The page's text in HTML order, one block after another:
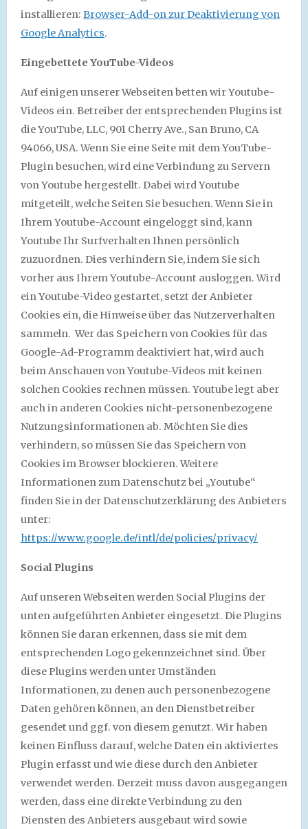
installieren: Browser-Add-on zur Deaktivierung von
Google Analytics.
Eingebettete YouTube-Videos
Auf einigen unserer Webseiten betten wir Youtube-
Videos ein. Betreiber der entsprechenden Plugins ist
die YouTube, LLC, 901 Cherry Ave., San Bruno, CA
94066, USA. Wenn Sie eine Seite mit dem YouTube-
Plugin besuchen, wird eine Verbindung zu Servern
von Youtube hergestellt. Dabei wird Youtube
mitgeteilt, welche Seiten Sie besuchen. Wenn Sie in
Ihrem Youtube-Account eingeloggt sind, kann
Youtube Ihr Surfverhalten Ihnen persönlich
zuzuordnen. Dies verhindern Sie, indem Sie sich
vorher aus Ihrem Youtube-Account ausloggen. Wird
ein Youtube-Video gestartet, setzt der Anbieter
Cookies ein, die Hinweise über das Nutzerverhalten
sammeln. Wer das Speichern von Cookies für das
Google-Ad-Programm deaktiviert hat, wird auch
beim Anschauen von Youtube-Videos mit keinen
solchen Cookies rechnen müssen. Youtube legt aber
auch in anderen Cookies nicht-personenbezogene
Nutzungsinformationen ab. Möchten Sie dies
verhindern, so müssen Sie das Speichern von
Cookies im Browser blockieren. Weitere
Informationen zum Datenschutz bei „Youtube“
finden Sie in der Datenschutzerklärung des Anbieters
unter:
https://www.google.de/intl/de/policies/privacy/
Social Plugins
Auf unseren Webseiten werden Social Plugins der
unten aufgeführten Anbieter eingesetzt. Die Plugins
können Sie daran erkennen, dass sie mit dem
entsprechenden Logo gekennzeichnet sind. Über
diese Plugins werden unter Umständen
Informationen, zu denen auch personenbezogene
Daten gehören können, an den Dienstbetreiber
gesendet und ggf. von diesem genutzt. Wir haben
keinen Einfluss darauf, welche Daten ein aktiviertes
Plugin erfasst und wie diese durch den Anbieter
verwendet werden. Derzeit muss davon ausgegangen
werden, dass eine direkte Verbindung zu den
Diensten des Anbieters ausgebaut wird sowie